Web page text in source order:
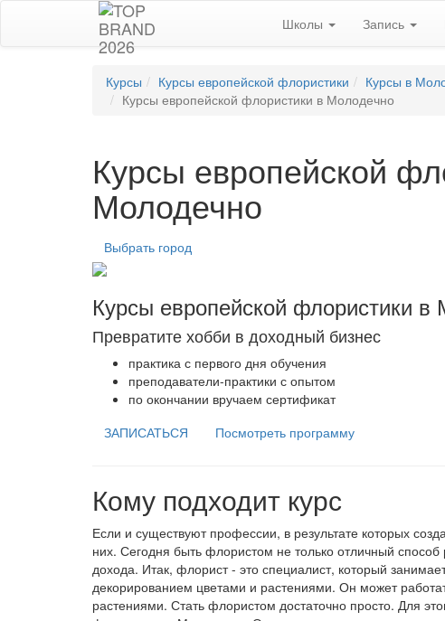
Школы Запись
Курсы Курсы европейской флористики
Курсы в
Курсы европейской флористики в Молодечно
Курсы европейской
Молодечно
Выбрать город
Курсы европейской флористики в
Превратите хобби в доходный бизнес
практика с первого дня обучения
преподаватели-практики с опытом
по окончании вручаем сертификат
ЗАПИСАТЬСЯ
Посмотреть программу
Кому подходит курс
Если и существуют профессии, в результате которых
них. Сегодня быть флористом не только отличный
дохода. Итак, флорист - это специалист, который
декорированием цветами и растениями. Он может
растениями. Стать флористом достаточно просто. Для